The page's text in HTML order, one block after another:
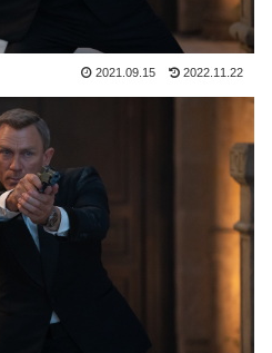
2021.09.15 2022.11.22